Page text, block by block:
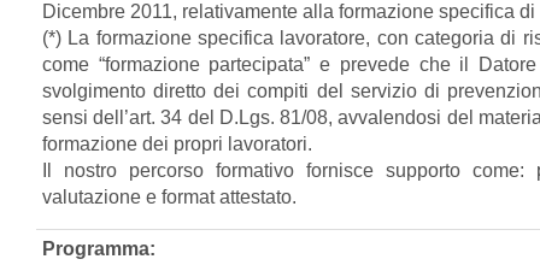
Dicembre 2011, relativamente alla formazione specifica di
(*) La formazione specifica lavoratore, con categoria di
come “formazione partecipata” e prevede che il
svolgimento diretto dei compiti del servizio di
sensi dell’art. 34 del D.Lgs. 81/08, avvalendosi del
formazione dei propri lavoratori.
Il nostro percorso formativo fornisce supporto
valutazione e format attestato.
Programma: